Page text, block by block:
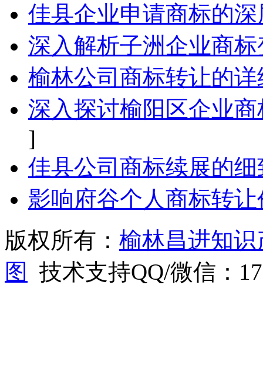
佳县企业申请商标的
深入解析子洲企业商
榆林公司商标转让的
深入探讨榆阳区企业
]
佳县公司商标续展的
影响府谷个人商标转
版权所有： 榆林昌进知
图
技术支持QQ/微信：